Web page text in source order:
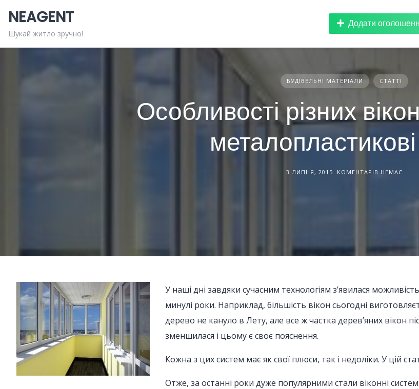
content
NEAGENT
Шукай житло зручно!
Додати
БУДІВЕЛЬНІ МАТЕРІАЛИ СТАТТІ
Особливості різних
металопластикові
3 ЛИПНЯ, 2015 КОМЕНТАРІВ НЕМАЄ
У наші дні завдяки сучасним технологіям з’явилася
минулі роки. Наприклад, більшість вікон сьогодні
дерево не кануло в Лету, але все ж частка дерев’яних вікон
зменшилася і цьому є своє пояснення.
Кожна з цих систем має як свої плюси, так і недоліки. У цій
Отже, за останні роки дуже популярними стали віконні